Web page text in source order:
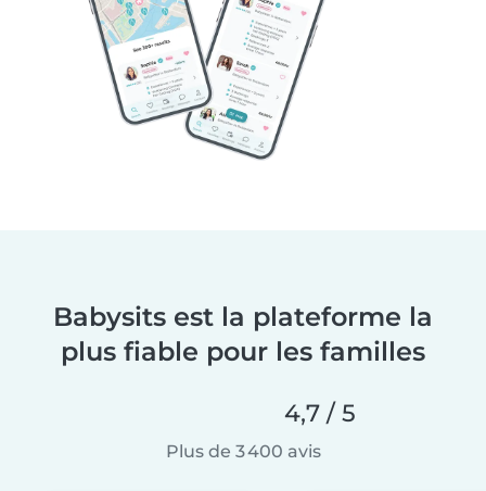
Babysits est la plateforme la
plus fiable pour les familles
4,7 / 5
Plus de 3 400 avis